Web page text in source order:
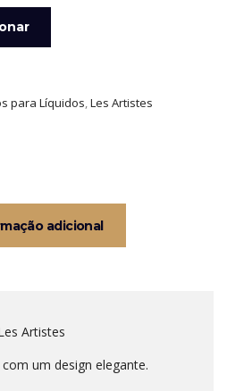
para Líquidos Les Artistes
adicional
Artistes
um design elegante.